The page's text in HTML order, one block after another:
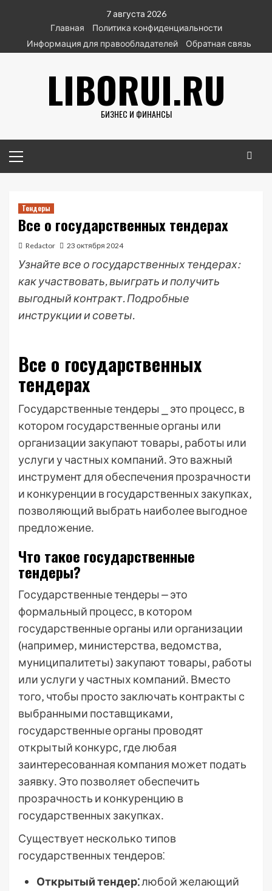
содержимому
7 августа 2026
Главная
Политика конфиденциальности
Информация для правообладателей
Обратная связь
LIBORUI.RU
БИЗНЕС И ФИНАНСЫ
меню
Тендеры
Все о государственных тендерах
Redactor 23 октября 2024
Узнайте все о государственных тендерах:
как участвовать, выиграть и получить
выгодный контракт. Подробные
инструкции и советы.
Все о государственных
тендерах
Государственные тендеры ⎯ это процесс‚ в
котором государственные органы или
организации закупают товары‚ работы или
услуги у частных компаний․ Это важный
инструмент для обеспечения прозрачности
и конкуренции в государственных закупках‚
позволяющий выбрать наиболее выгодное
предложение․
Что такое государственные
тендеры?
Государственные тендеры ⎼ это
формальный процесс‚ в котором
государственные органы или организации
(например‚ министерства‚ ведомства‚
муниципалитеты) закупают товары‚ работы
или услуги у частных компаний․ Вместо
того‚ чтобы просто заключать контракты с
выбранными поставщиками‚
государственные органы проводят
открытый конкурс‚ где любая
заинтересованная компания может подать
заявку․ Это позволяет обеспечить
прозрачность и конкуренцию в
государственных закупках․
Существует несколько типов
государственных тендеров⁚
Открытый тендер⁚любой желающий